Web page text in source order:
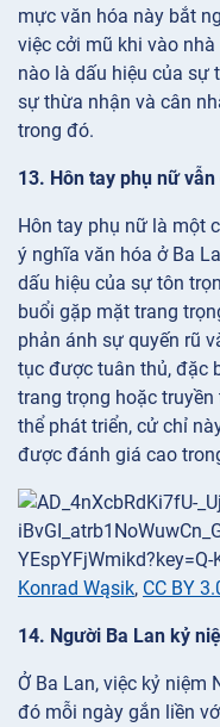
mực văn hóa này bắt
việc cởi mũ khi vào
nào là dấu hiệu của sự
sự thừa nhận và cân
trong đó.
13. Hôn tay phụ nữ
Hôn tay phụ nữ là một
ý nghĩa văn hóa ở Ba
dấu hiệu của sự tôn
buổi gặp mặt trang
phản ánh sự quyến rũ
tục được tuân thủ, đặc
trang trọng hoặc
thể phát triển, cử chỉ
được đánh giá cao
Konrad Wąsik, CC BY
14. Người Ba Lan kỷ
Ở Ba Lan, việc kỷ niệm
đó mỗi ngày gắn liền